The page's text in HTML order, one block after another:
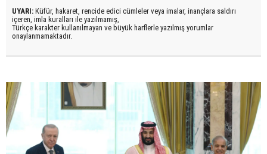
UYARI: Küfür, hakaret, rencide edici cümleler veya imalar, inançlara saldırı
içeren, imla kuralları ile yazılmamış,
Türkçe karakter kullanılmayan ve büyük harflerle yazılmış yorumlar
onaylanmamaktadır.